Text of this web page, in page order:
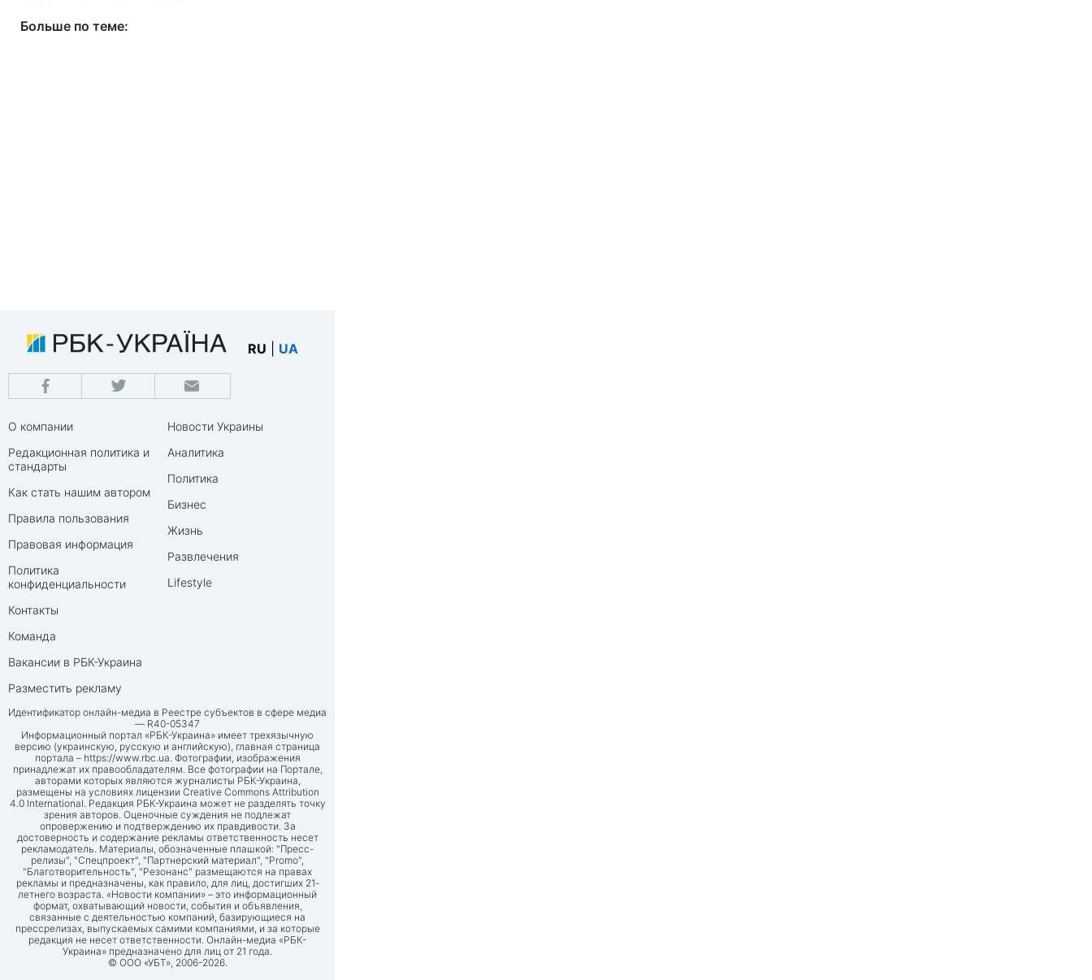
Больше по теме:
RU UA
О компании
Редакционная политика и
стандарты
Как стать нашим автором
Правила пользования
Правовая информация
Политика
конфиденциальности
Контакты
Команда
Вакансии в РБК-Украина
Разместить рекламу
Новости Украины
Аналитика
Политика
Бизнес
Жизнь
Развлечения
Lifestyle
Идентификатор онлайн-медиа в Реестре субъектов в сфере медиа
— R40-05347
Информационный портал «РБК-Украина» имеет трехязычную
версию (украинскую, русскую и английскую), главная страница
портала – https://www.rbc.ua. Фотографии, изображения
принадлежат их правообладателям. Все фотографии на Портале,
авторами которых являются журналисты РБК-Украина,
размещены на условиях лицензии Creative Commons Attribution
4.0 International. Редакция РБК-Украина может не разделять точку
зрения авторов. Оценочные суждения не подлежат
опровержению и подтверждению их правдивости. За
достоверность и содержание рекламы ответственность несет
рекламодатель. Материалы, обозначенные плашкой: "Пресс-
релизы", "Спецпроект", "Партнерский материал", "Promo",
"Благотворительность", "Резонанс" размещаются на правах
рекламы и предназначены, как правило, для лиц, достигших 21-
летнего возраста. «Новости компании» – это информационный
формат, охватывающий новости, события и объявления,
связанные с деятельностью компаний, базирующиеся на
прессрелизах, выпускаемых самими компаниями, и за которые
редакция не несет ответственности. Онлайн-медиа «РБК-
Украина» предназначено для лиц от 21 года.
© ООО «УБТ», 2006-2026.